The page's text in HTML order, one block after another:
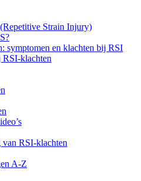
Strain Injury)
symptomen en klachten bij RSI
klachten
van RSI-klachten
A-Z